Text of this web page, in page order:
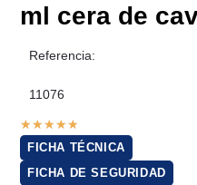
ml cera de
Referencia:
11076
★★★★★
FICHA TÉCNICA
FICHA DE SEGURIDAD